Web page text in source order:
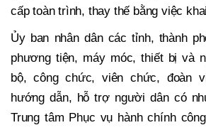
cấp toàn trình, thay thế bằng việc
Ủy ban nhân dân các tỉnh, thành
phương tiện, máy móc, thiết bị và
bộ, công chức, viên chức, đoàn
hướng dẫn, hỗ trợ người dân có
Trung tâm Phục vụ hành chính